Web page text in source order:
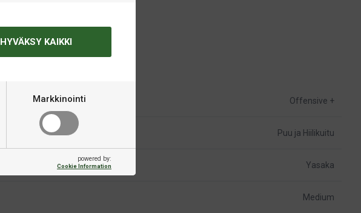
HYVÄKSY KAIKKI
Markkinointi
powered by:
Cookie Information
Offensive +
Puu ja Hiilikuitu
Yasaka
Medium